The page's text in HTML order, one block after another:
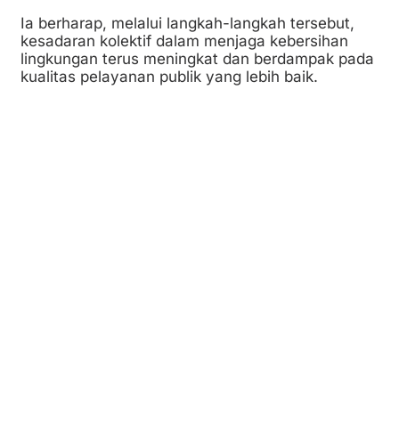
Ia berharap, melalui langkah-langkah tersebut,
kesadaran kolektif dalam menjaga kebersihan
lingkungan terus meningkat dan berdampak pada
kualitas pelayanan publik yang lebih baik.